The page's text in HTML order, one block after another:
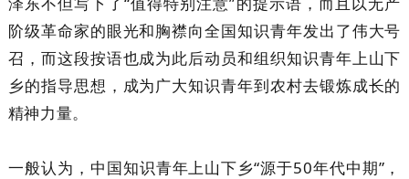
阶级革命家的眼光和胸襟向全国知识青年发出了伟大号
召，而这段按语也成为此后动员和组织知识青年上山下
乡的指导思想，成为广大知识青年到农村去锻炼成长的
精神力量。
一般认为，中国知识青年上山下乡“源于50年代中期”，